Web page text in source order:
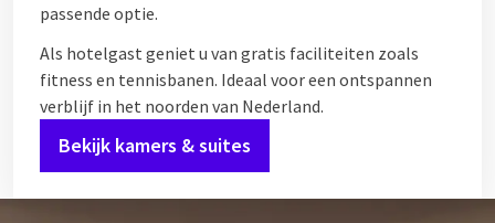
passende optie.
Als hotelgast geniet u van gratis faciliteiten zoals
fitness en tennisbanen. Ideaal voor een ontspannen
verblijf in het noorden van Nederland.
Bekijk kamers & suites